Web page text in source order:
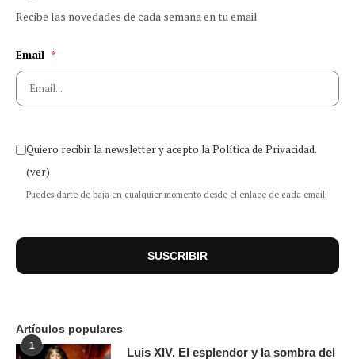
Recibe las novedades de cada semana en tu email
Email *
Quiero recibir la newsletter y acepto la Política de Privacidad.
(ver)
Puedes darte de baja en cualquier momento desde el enlace de cada email.
Artículos populares
1
Luis XIV. El esplendor y la sombra del